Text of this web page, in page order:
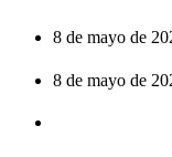
8 de mayo de
8 de mayo de